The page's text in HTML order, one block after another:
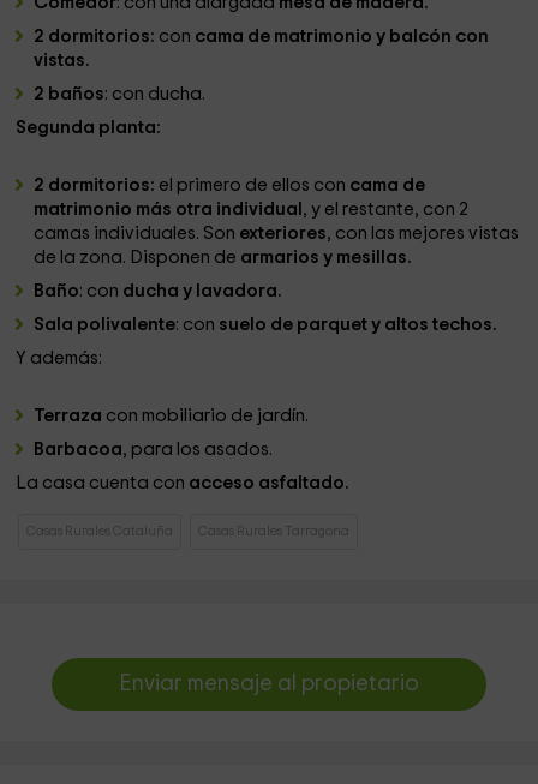
2 dormitorios: con cama de matrimonio y balcón con
vistas.
2 baños: con ducha.
Segunda planta:
2 dormitorios: el primero de ellos con cama de
matrimonio más otra individual , y el restante, con 2
camas individuales. Son exteriores, con las mejores vistas
de la zona. Disponen de armarios y mesillas.
Baño: con ducha y lavadora.
Sala polivalente: con suelo de parquet y altos techos.
Y además:
Terraza con mobiliario de jardín.
Barbacoa, para los asados.
La casa cuenta con acceso asfaltado.
Casas Rurales Cataluña Casas Rurales Tarragona
Enviar mensaje al propietario